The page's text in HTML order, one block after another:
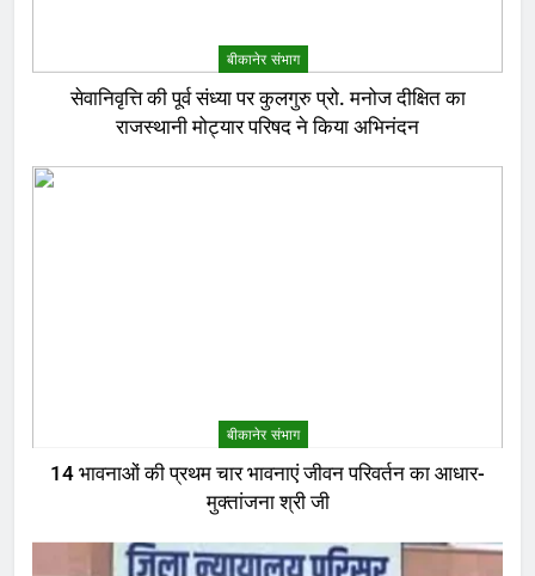
बीकानेर संभाग
सेवानिवृत्ति की पूर्व संध्या पर कुलगुरु प्रो. मनोज दीक्षित का
राजस्थानी मोट्यार परिषद ने किया अभिनंदन
बीकानेर संभाग
14 भावनाओं की प्रथम चार भावनाएं जीवन परिवर्तन का आधार-
मुक्तांजना श्री जी